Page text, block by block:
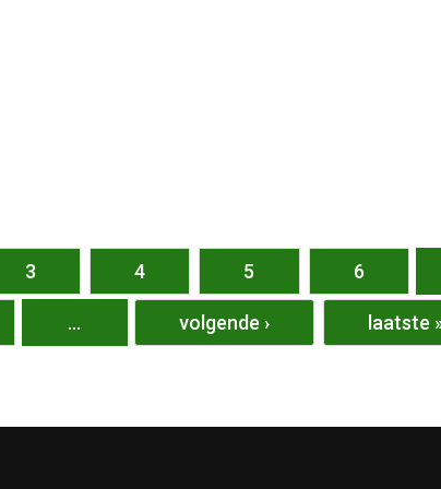
3 4 5 6
… volgende › laatste